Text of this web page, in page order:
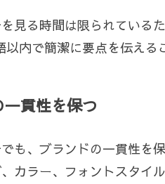
見る時間は限られている
内で簡潔に要点を伝える
貫性を保つ
も、ブランドの一貫性を
カラー、フォントスタイ